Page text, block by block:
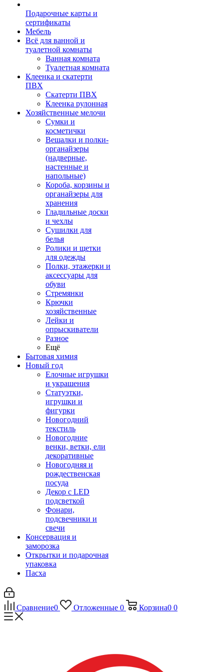
Подарочные карты и
сертификаты
Мебель
Всё для ванной и
туалетной комнаты
Ванная комната
Туалетная комната
Клеенка и скатерти
ПВХ
Скатерти ПВХ
Клеенка рулонная
Хозяйственные мелочи
Сумки и
косметички
Вешалки и полки-
органайзеры
(надверные,
настенные и
напольные)
Короба, корзины и
органайзеры для
хранения
Гладильные доски
и чехлы
Сушилки для
белья
Ролики и щетки
для одежды
Полки, этажерки и
аксессуары для
обуви
Стремянки
Крючки
хозяйственные
Лейки и
опрыскиватели
Разное
Ещё
Бытовая химия
Новый год
Елочные игрушки
и украшения
Статуэтки,
игрушки и
фигурки
Новогодний
текстиль
Новогодние
венки, ветки, ели
декоративные
Новогодняя и
рождественская
посуда
Декор с LED
подсветкой
Фонари,
подсвечники и
свечи
Консервация и
заморозка
Открытки и подарочная
упаковка
Пасха
Сравнение0 Отложенные 0 Корзина0 0